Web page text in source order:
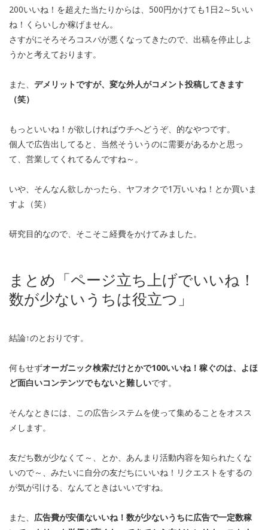
200いいね！を超えた当たりからは、500円かけても1日2～5いい
ね！くらいしか稼げません。
さすがにそろそろコスパが悪くなってきたので、出稿を停止しよ
うかと考えております。
また、 デメリットですが、変な外人がコメント投稿してきます
（笑）
もっといいね！が欲しければウチへどうぞ、的なやつです。
個人で広告出してると、当然そういうのに需要があるかと思っ
て、営業してくれてるんですね～。
いや、そんなん欲しかったら、ヤフオクで1万いいね！とか買いま
すよ（笑）
研究目的なので、そこそこ経費をかけてみました。
まとめ「ページ立ち上げでいいね！
数が少ないうちは役立つ」
結論↑のとおりです。
何もせずオーガニック検索だけとかで100いいね！稼ぐのは、よほ
ど面白いコンテンツでもないと難しいです。
そんなときには、この広告システムを使って集めることをオスス
メします。
友だち数が少なくて～、とか、あんまり活動内容を知られたくな
いので～、みたいに自分の友だちにいいね！リクエストをするの
が気が引ける、なんてときはいいですね。
また、 広告費が安価ないいね！数が少ないうちに広告で一定数稼